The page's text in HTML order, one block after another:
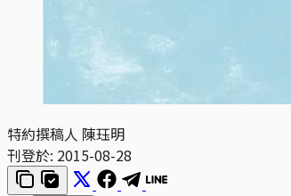
特約撰稿人 陳珏明
刊登於: 2015-08-28